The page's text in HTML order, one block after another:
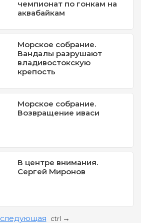
чемпионат по гонкам на
аквабайкам
Морское собрание.
Вандалы разрушают
владивостокскую
крепость
Морское собрание.
Возвращение иваси
В центре внимания.
Сергей Миронов
следующая ctrl →